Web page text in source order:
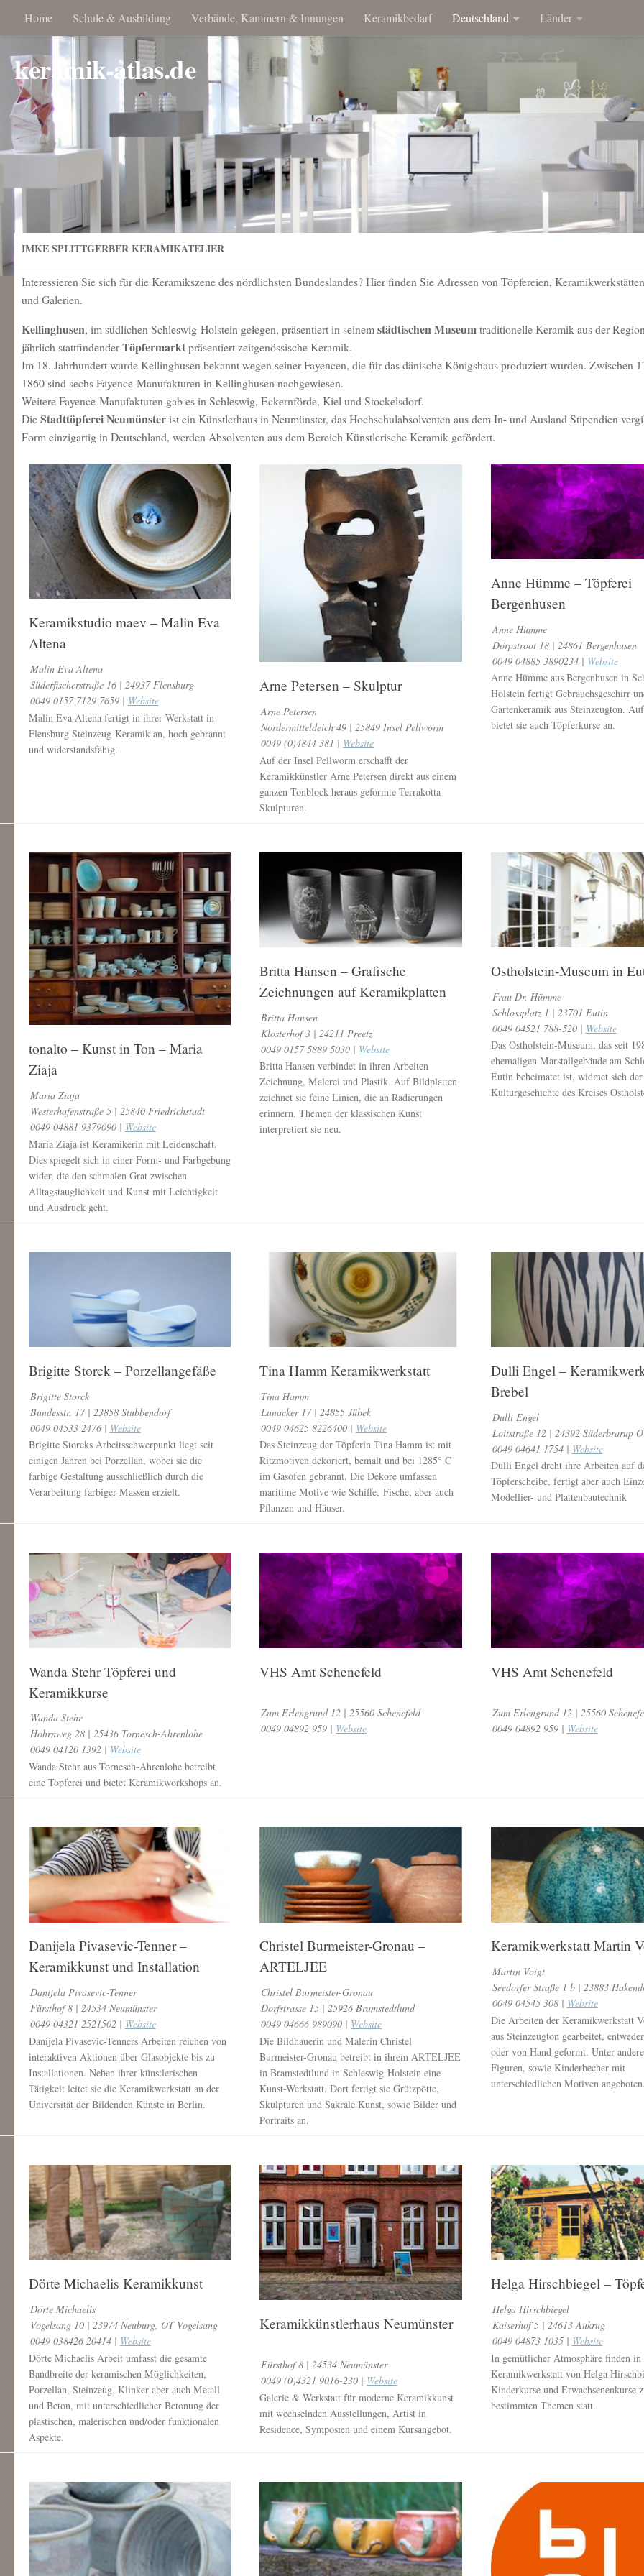
Home Schule & Ausbildung Verbände, Kammern & Innungen Keramikbedarf Deutschland Länder
keramik-atlas.de
IMKE SPLITTGERBER KERAMIKATELIER
Interessieren Sie sich für die Keramikszene des nördlichsten Bundeslandes? Hier finden Sie Adressen von Töpfereien,
und Galerien.
Kellinghusen, im südlichen Schleswig-Holstein gelegen, präsentiert in seinemstädtischen Museumtraditionelle Keramik aus der
jährlich stattfindenderTöpfermarktpräsentiert zeitgenössische Keramik.
Im 18. Jahrhundert wurde Kellinghusen bekannt wegen seiner Fayencen, die für das dänische Königshaus produziert wurden. Zwischen
1860 sind sechs Fayence-Manufakturen in Kellinghusen nachgewiesen.
Weitere Fayence-Manufakturen gab es in Schleswig, Eckernförde, Kiel und Stockelsdorf.
DieStadttöpferei Neumünsterist ein Künstlerhaus in Neumünster, das Hochschulabsolventen aus dem In- und Ausland Stipendien
Form einzigartig in Deutschland, werden Absolventen aus dem Bereich Künstlerische Keramik gefördert.
Keramikstudio maev – Malin Eva
Altena
Malin Eva Altena
Süderfischerstraße 16 | 24937 Flensburg
0049 0157 7129 7659 | Website
Malin Eva Altena fertigt in ihrer Werkstatt in
Flensburg Steinzeug-Keramik an, hoch gebrannt
und widerstandsfähig.
Arne Petersen – Skulptur
Arne Petersen
Nordermitteldeich 49 | 25849 Insel Pellworm
0049 (0)4844 381 | Website
Auf der Insel Pellworm erschafft der
Keramikkünstler Arne Petersen direkt aus einem
ganzen Tonblock heraus geformte Terrakotta
Skulpturen.
Anne Hümme – Töpferei
Bergenhusen
Anne Hümme
Dörpstroot 18 | 24861 Bergenhusen
0049 04885 3890234 | Website
Anne Hümme aus Bergenhusen in
Holstein fertigt Gebrauchsgeschirr
Gartenkeramik aus Steinzeugton.
bietet sie auch Töpferkurse an.
tonalto – Kunst in Ton – Maria
Ziaja
Maria Ziaja
Westerhafenstraße 5 | 25840 Friedrichstadt
0049 04881 9379090 | Website
Maria Ziaja ist Keramikerin mit Leidenschaft.
Dies spiegelt sich in einer Form- und Farbgebung
wider, die den schmalen Grat zwischen
Alltagstauglichkeit und Kunst mit Leichtigkeit
und Ausdruck geht.
Britta Hansen – Grafische
Zeichnungen auf Keramikplatten
Britta Hansen
Klosterhof 3 | 24211 Preetz
0049 0157 5889 5030 | Website
Britta Hansen verbindet in ihren Arbeiten
Zeichnung, Malerei und Plastik. Auf Bildplatten
zeichnet sie feine Linien, die an Radierungen
erinnern. Themen der klassischen Kunst
interpretiert sie neu.
Ostholstein-Museum in
Frau Dr. Hümme
Schlossplatz 1 | 23701 Eutin
0049 04521 788-520 | Website
Das Ostholstein-Museum, das seit
ehemaligen Marstallgebäude am
Eutin beheimatet ist, widmet sich
Kulturgeschichte des Kreises
Brigitte Storck – Porzellangefäße
Brigitte Storck
Bundesstr. 17 | 23858 Stubbendorf
0049 04533 2476 | Website
Brigitte Storcks Arbeitsschwerpunkt liegt seit
einigen Jahren bei Porzellan, wobei sie die
farbige Gestaltung ausschließlich durch die
Verarbeitung farbiger Massen erzielt.
Tina Hamm Keramikwerkstatt
Tina Hamm
Lunacker 17 | 24855 Jübek
0049 04625 8226400 | Website
Das Steinzeug der Töpferin Tina Hamm ist mit
Ritzmotiven dekoriert, bemalt und bei 1285° C
im Gasofen gebrannt. Die Dekore umfassen
maritime Motive wie Schiffe, Fische, aber auch
Pflanzen und Häuser.
Dulli Engel –
Brebel
Dulli Engel
Loitstraße 12 | 24392 Süderbrarup
0049 04641 1754 | Website
Dulli Engel dreht ihre Arbeiten auf
Töpferscheibe, fertigt aber auch
Modellier- und Plattenbautechnik
Wanda Stehr Töpferei und
Keramikkurse
Wanda Stehr
Höhrnweg 28 | 25436 Tornesch-Ahrenlohe
0049 04120 1392 | Website
Wanda Stehr aus Tornesch-Ahrenlohe betreibt
eine Töpferei und bietet Keramikworkshops an.
VHS Amt Schenefeld
Zum Erlengrund 12 | 25560 Schenefeld
0049 04892 959 | Website
VHS Amt Schenefeld
Zum Erlengrund 12 | 25560
0049 04892 959 | Website
Danijela Pivasevic-Tenner –
Keramikkunst und Installation
Danijela Pivasevic-Tenner
Fürsthof 8 | 24534 Neumünster
0049 04321 2521502 | Website
Danijela Pivasevic-Tenners Arbeiten reichen von
interaktiven Aktionen über Glasobjekte bis zu
Installationen. Neben ihrer künstlerischen
Tätigkeit leitet sie die Keramikwerkstatt an der
Universität der Bildenden Künste in Berlin.
Christel Burmeister-Gronau –
ARTELJEE
Christel Burmeister-Gronau
Dorfstrasse 15 | 25926 Bramstedtlund
0049 04666 989090 | Website
Die Bildhauerin und Malerin Christel
Burmeister-Gronau betreibt in ihrem ARTELJEE
in Bramstedtlund in Schleswig-Holstein eine
Kunst-Werkstatt. Dort fertigt sie Grützpötte,
Skulpturen und Sakrale Kunst, sowie Bilder und
Portraits an.
Keramikwerkstatt Martin
Martin Voigt
Seedorfer Straße 1 b | 23883
0049 04545 308 | Website
Die Arbeiten der Keramikwerkstatt
aus Steinzeugton gearbeitet,
oder von Hand geformt. Unter
Figuren, sowie Kinderbecher mit
unterschiedlichen Motiven
Dörte Michaelis Keramikkunst
Dörte Michaelis
Vogelsang 10 | 23974 Neuburg, OT Vogelsang
0049 038426 20414 | Website
Dörte Michaelis Arbeit umfasst die gesamte
Bandbreite der keramischen Möglichkeiten,
Porzellan, Steinzeug, Klinker aber auch Metall
und Beton, mit unterschiedlicher Betonung der
plastischen, malerischen und/oder funktionalen
Aspekte.
Keramikkünstlerhaus Neumünster
Fürsthof 8 | 24534 Neumünster
0049 (0)4321 9016-230 | Website
Galerie & Werkstatt für moderne Keramikkunst
mit wechselnden Ausstellungen, Artist in
Residence, Symposien und einem Kursangebot.
Helga Hirschbiegel –
Helga Hirschbiegel
Kaiserhof 5 | 24613 Aukrug
0049 04873 1035 | Website
In gemütlicher Atmosphäre finden in
Keramikwerkstatt von Helga
Kinderkurse und Erwachsenenkurse
bestimmten Themen statt.